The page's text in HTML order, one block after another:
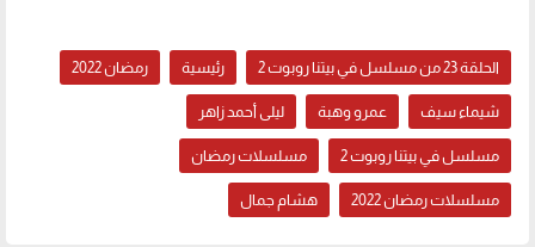
الحلقة 23 من مسلسل في بيتنا روبوت 2 رئيسية رمضان 2022
شيماء سيف عمرو وهبة ليلى أحمد زاهر
مسلسل في بيتنا روبوت 2 مسلسلات رمضان
مسلسلات رمضان 2022 هشام جمال